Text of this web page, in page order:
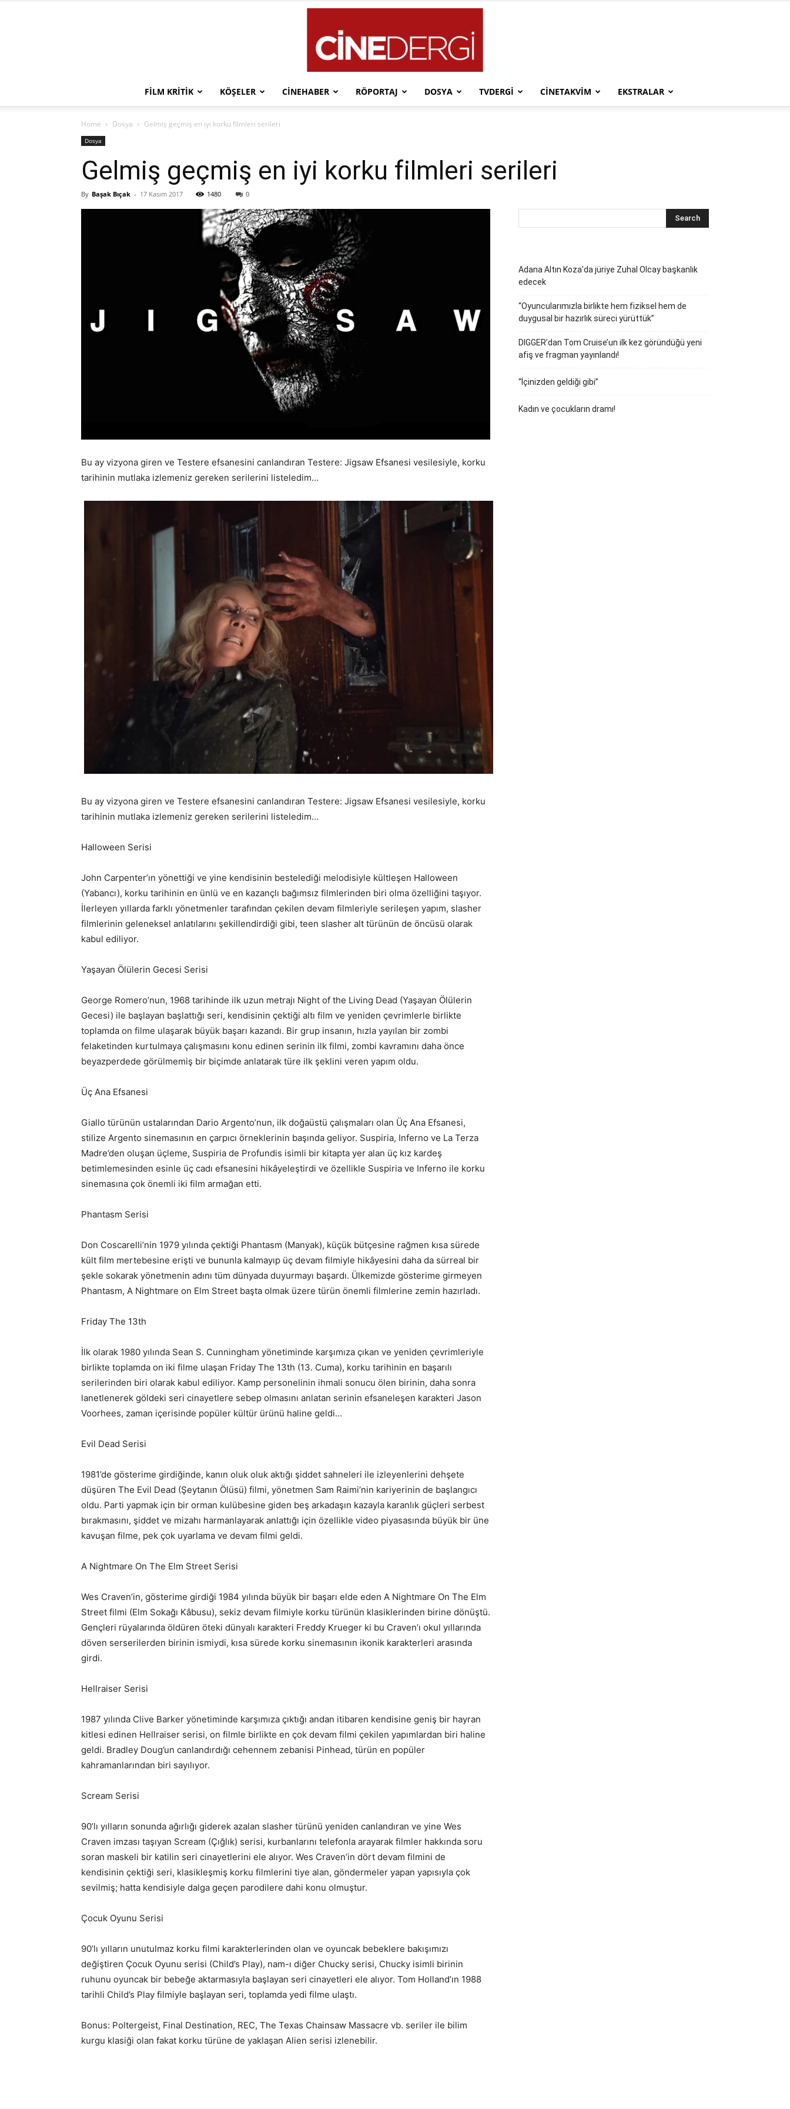
FILM KRITIK KÖŞELER CINEHABER RÖPORTAJ DOSYA TVDERGI CINETAKVIM EKSTRALAR
Home Dosya Gelmiş geçmiş en iyi korku filmleri serileri
Dosya
Gelmiş geçmiş en iyi korku filmleri serileri
By Başak Bıçak - 17 Kasım 2017 1480 0
Bu ay vizyona giren ve Testere efsanesini canlandıran Testere: Jigsaw Efsanesi vesilesiyle, korku
tarihinin mutlaka izlemeniz gereken serilerini listeledim…
Bu ay vizyona giren ve Testere efsanesini canlandıran Testere: Jigsaw Efsanesi vesilesiyle, korku
tarihinin mutlaka izlemeniz gereken serilerini listeledim…
Halloween Serisi
John Carpenter’ın yönettiği ve yine kendisinin bestelediği melodisiyle kültleşen Halloween
(Yabancı), korku tarihinin en ünlü ve en kazançlı bağımsız filmlerinden biri olma özelliğini taşıyor.
İlerleyen yıllarda farklı yönetmenler tarafından çekilen devam filmleriyle serileşen yapım, slasher
filmlerinin geleneksel anlatılarını şekillendirdiği gibi, teen slasher alt türünün de öncüsü olarak
kabul ediliyor.
Yaşayan Ölülerin Gecesi Serisi
George Romero’nun, 1968 tarihinde ilk uzun metrajı Night of the Living Dead (Yaşayan Ölülerin
Gecesi) ile başlayan başlattığı seri, kendisinin çektiği altı film ve yeniden çevrimlerle birlikte
toplamda on filme ulaşarak büyük başarı kazandı. Bir grup insanın, hızla yayılan bir zombi
felaketinden kurtulmaya çalışmasını konu edinen serinin ilk filmi, zombi kavramını daha önce
beyazperdede görülmemiş bir biçimde anlatarak türe ilk şeklini veren yapım oldu.
Üç Ana Efsanesi
Giallo türünün ustalarından Dario Argento’nun, ilk doğaüstü çalışmaları olan Üç Ana Efsanesi,
stilize Argento sinemasının en çarpıcı örneklerinin başında geliyor. Suspiria, Inferno ve La Terza
Madre’den oluşan üçleme, Suspiria de Profundis isimli bir kitapta yer alan üç kız kardeş
betimlemesinden esinle üç cadı efsanesini hikâyeleştirdi ve özellikle Suspiria ve Inferno ile korku
sinemasına çok önemli iki film armağan etti.
Phantasm Serisi
Don Coscarelli’nin 1979 yılında çektiği Phantasm (Manyak), küçük bütçesine rağmen kısa sürede
kült film mertebesine erişti ve bununla kalmayıp üç devam filmiyle hikâyesini daha da sürreal bir
şekle sokarak yönetmenin adını tüm dünyada duyurmayı başardı. Ülkemizde gösterime girmeyen
Phantasm, A Nightmare on Elm Street başta olmak üzere türün önemli filmlerine zemin hazırladı.
Friday The 13th
İlk olarak 1980 yılında Sean S. Cunningham yönetiminde karşımıza çıkan ve yeniden çevrimleriyle
birlikte toplamda on iki filme ulaşan Friday The 13th (13. Cuma), korku tarihinin en başarılı
serilerinden biri olarak kabul ediliyor. Kamp personelinin ihmali sonucu ölen birinin, daha sonra
lanetlenerek göldeki seri cinayetlere sebep olmasını anlatan serinin efsaneleşen karakteri Jason
Voorhees, zaman içerisinde popüler kültür ürünü haline geldi…
Evil Dead Serisi
1981’de gösterime girdiğinde, kanın oluk oluk aktığı şiddet sahneleri ile izleyenlerini dehşete
düşüren The Evil Dead (Şeytanın Ölüsü) filmi, yönetmen Sam Raimi’nin kariyerinin de başlangıcı
oldu. Parti yapmak için bir orman kulübesine giden beş arkadaşın kazayla karanlık güçleri serbest
bırakmasını, şiddet ve mizahı harmanlayarak anlattığı için özellikle video piyasasında büyük bir üne
kavuşan filme, pek çok uyarlama ve devam filmi geldi.
A Nightmare On The Elm Street Serisi
Wes Craven’in, gösterime girdiği 1984 yılında büyük bir başarı elde eden A Nightmare On The Elm
Street filmi (Elm Sokağı Kâbusu), sekiz devam filmiyle korku türünün klasiklerinden birine dönüştü.
Gençleri rüyalarında öldüren öteki dünyalı karakteri Freddy Krueger ki bu Craven’ı okul yıllarında
döven serserilerden birinin ismiydi, kısa sürede korku sinemasının ikonik karakterleri arasında
girdi.
Hellraiser Serisi
1987 yılında Clive Barker yönetiminde karşımıza çıktığı andan itibaren kendisine geniş bir hayran
kitlesi edinen Hellraiser serisi, on filmle birlikte en çok devam filmi çekilen yapımlardan biri haline
geldi. Bradley Doug’un canlandırdığı cehennem zebanisi Pinhead, türün en popüler
kahramanlarından biri sayılıyor.
Scream Serisi
90’lı yılların sonunda ağırlığı giderek azalan slasher türünü yeniden canlandıran ve yine Wes
Craven imzası taşıyan Scream (Çığlık) serisi, kurbanlarını telefonla arayarak filmler hakkında soru
soran maskeli bir katilin seri cinayetlerini ele alıyor. Wes Craven’in dört devam filmini de
kendisinin çektiği seri, klasikleşmiş korku filmlerini tiye alan, göndermeler yapan yapısıyla çok
sevilmiş; hatta kendisiyle dalga geçen parodilere dahi konu olmuştur.
Çocuk Oyunu Serisi
90’lı yılların unutulmaz korku filmi karakterlerinden olan ve oyuncak bebeklere bakışımızı
değiştiren Çocuk Oyunu serisi (Child’s Play), nam-ı diğer Chucky serisi, Chucky isimli birinin
ruhunu oyuncak bir bebeğe aktarmasıyla başlayan seri cinayetleri ele alıyor. Tom Holland’ın 1988
tarihli Child’s Play filmiyle başlayan seri, toplamda yedi filme ulaştı.
Bonus: Poltergeist, Final Destination, REC, The Texas Chainsaw Massacre vb. seriler ile bilim
kurgu klasiği olan fakat korku türüne de yaklaşan Alien serisi izlenebilir.
Adana Altın Koza’da jüriye Zuhal Olcay başkanlık
edecek
“Oyuncularımızla birlikte hem fiziksel hem de
duygusal bir hazırlık süreci yürüttük”
DIGGER’dan Tom Cruise’un ilk kez göründüğü yeni
afiş ve fragman yayınlandı!
“İçinizden geldiği gibi”
Kadın ve çocukların dramı!